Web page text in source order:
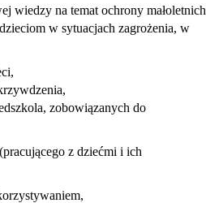
wiedzy na temat ochrony małoletnich
w sytuacjach zagrożenia, w
zobowiązanych do
z dziećmi i ich